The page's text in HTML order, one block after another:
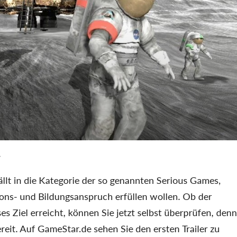
in die Kategorie der so genannten Serious Games,
und Bildungsanspruch erfüllen wollen. Ob der
Ziel erreicht, können Sie jetzt selbst überprüfen, denn
Auf GameStar.de sehen Sie den ersten Trailer zu